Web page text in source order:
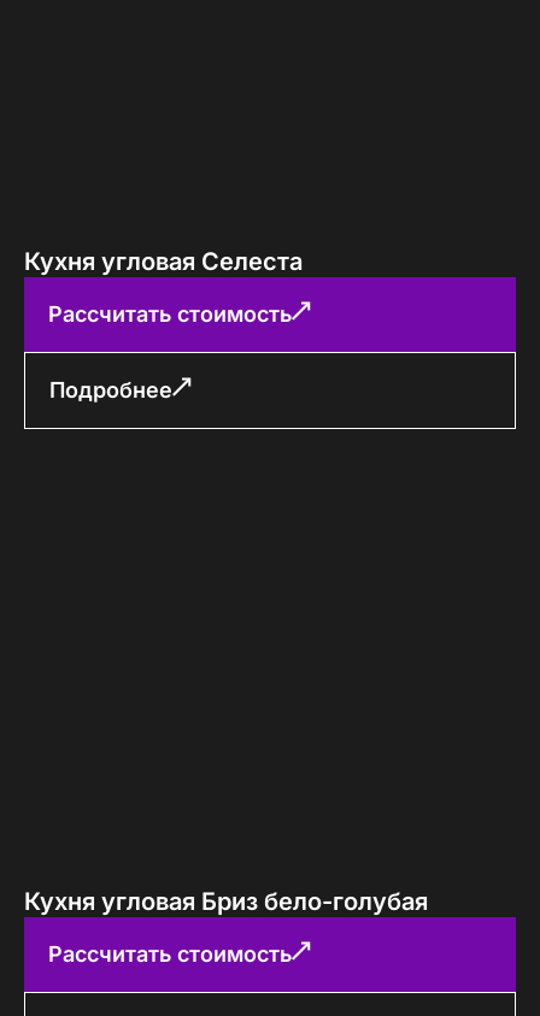
Кухня угловая Селеста
Рассчитать стоимость
Подробнее
Кухня угловая Бриз бело-голубая
Рассчитать стоимость